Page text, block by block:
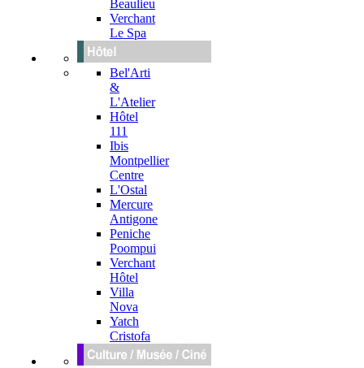
Beaulieu
Verchant
Le Spa
Bel'Arti
&
L'Atelier
Hôtel
111
Ibis
Montpellier
Centre
L'Ostal
Mercure
Antigone
Peniche
Poompui
Verchant
Hôtel
Villa
Nova
Yatch
Cristofa